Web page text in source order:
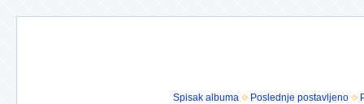
Spisak albuma Poslednje postavljeno